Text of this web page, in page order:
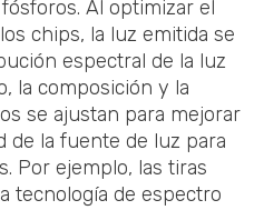
Al optimizar el
chips, la luz emitida se
espectral de la luz
la composición y la
se ajustan para mejorar
de la fuente de luz para
Por ejemplo, las tiras
tecnología de espectro